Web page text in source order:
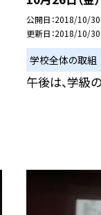
公開日 2018/10/30
更新日 2018/10/30
学校全体の取組
午後は、学級